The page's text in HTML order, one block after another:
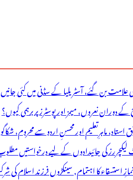
بن گئے، آسٹریلیا کے سڈنی میں کئی
نعروں، میمز اور پوسٹرز پر برہمی کیوں؟
ماہرِتعلیم اور محسنِ اردو سے محروم،
لیکچررز کی جائیدادوں کے لیے درخواستیں
استسقاء کا اہتمام, سینکڑوں فرزند اسلام کی